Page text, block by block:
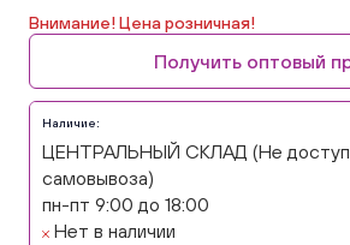
Внимание! Цена розничная!
Получить оптовый
Наличие:
ЦЕНТРАЛЬНЫЙ СКЛАД (Не
самовывоза)
пн-пт 9:00 до 18:00
Нет в наличии